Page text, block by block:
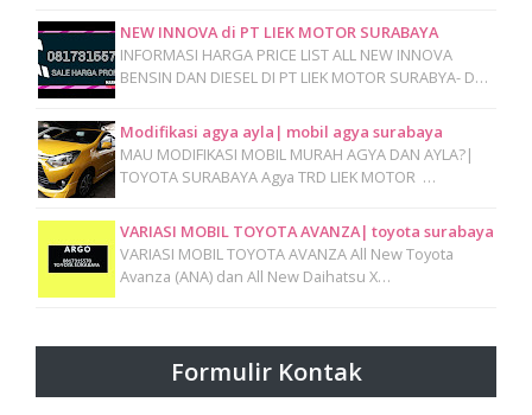
NEW INNOVA di PT LIEK MOTOR SURABAYA
INFORMASI HARGA PRICE LIST ALL NEW INNOVA
BENSIN DAN DIESEL DI PT LIEK MOTOR SURABYA- D…
Modifikasi agya ayla| mobil agya surabaya
MAU MODIFIKASI MOBIL MURAH AGYA DAN AYLA?|
TOYOTA SURABAYA Agya TRD LIEK MOTOR …
VARIASI MOBIL TOYOTA AVANZA| toyota surabaya
VARIASI MOBIL TOYOTA AVANZA All New Toyota
Avanza (ANA) dan All New Daihatsu X…
Formulir Kontak